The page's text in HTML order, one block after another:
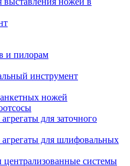
и пилорам
инструмент
ножей
для заточного
для шлифовальных
системы